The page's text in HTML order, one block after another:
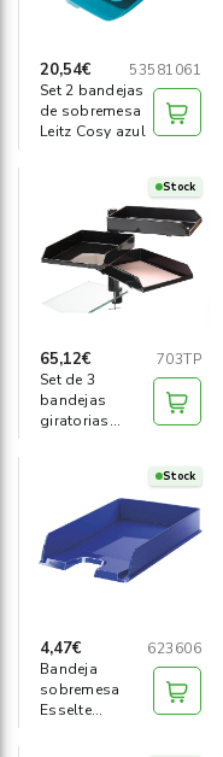
20,54€
53581061
Set 2 bandejas
de sobremesa
Leitz Cosy azul
Stock
65,12€
703TP
Set de 3
bandejas
giratorias
Stock
4,47€
623606
Bandeja
sobremesa
Esselte